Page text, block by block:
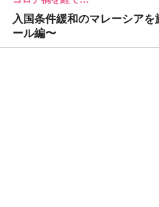
入国条件緩和のマレーシア
ール編〜